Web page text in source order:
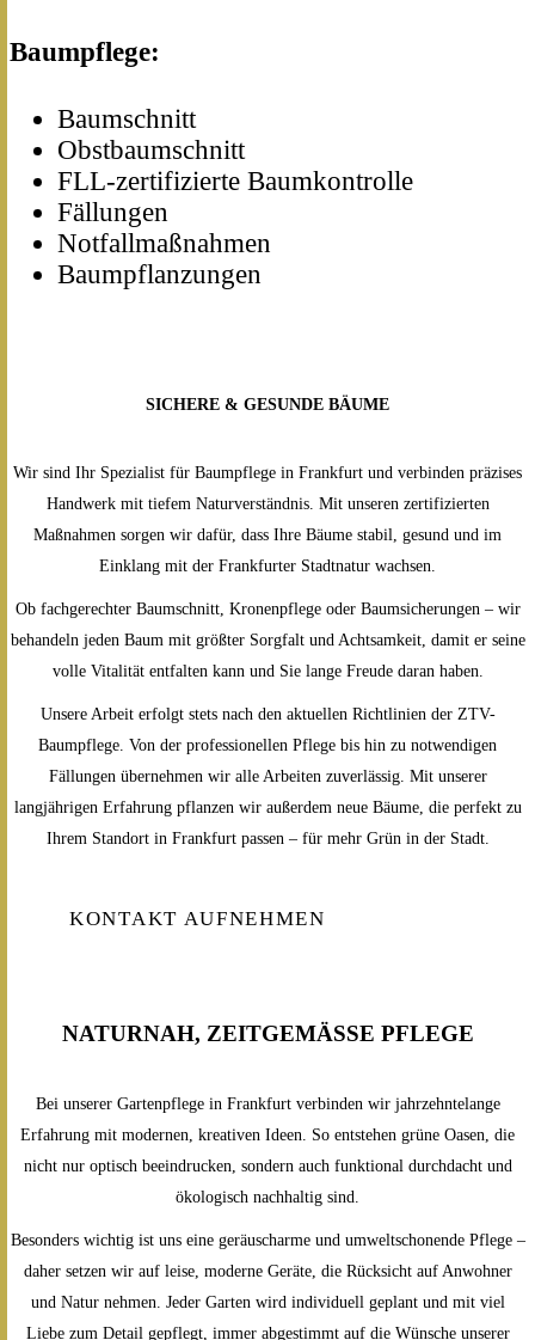
Baumpflege:
Baumschnitt
Obstbaumschnitt
FLL-zertifizierte Baumkontrolle
Fällungen
Notfallmaßnahmen
Baumpflanzungen
SICHERE & GESUNDE BÄUME
Wir sind Ihr Spezialist für Baumpflege in Frankfurt und verbinden präzises
Handwerk mit tiefem Naturverständnis. Mit unseren zertifizierten
Maßnahmen sorgen wir dafür, dass Ihre Bäume stabil, gesund und im
Einklang mit der Frankfurter Stadtnatur wachsen.
Ob fachgerechter Baumschnitt, Kronenpflege oder Baum­sicherungen – wir
behandeln jeden Baum mit größter Sorgfalt und Achtsamkeit, damit er seine
volle Vitalität entfalten kann und Sie lange Freude daran haben.
Unsere Arbeit erfolgt stets nach den aktuellen Richtlinien der ZTV-
Baumpflege. Von der professionellen Pflege bis hin zu notwendigen
Fällungen übernehmen wir alle Arbeiten zuverlässig. Mit unserer
langjährigen Erfahrung pflanzen wir außerdem neue Bäume, die perfekt zu
Ihrem Standort in Frankfurt passen – für mehr Grün in der Stadt.
KONTAKT AUFNEHMEN
NATURNAH, ZEITGEMÄSSE PFLEGE
Bei unserer Gartenpflege in Frankfurt verbinden wir jahrzehntelange
Erfahrung mit modernen, kreativen Ideen. So entstehen grüne Oasen, die
nicht nur optisch beeindrucken, sondern auch funktional durchdacht und
ökologisch nachhaltig sind.
Besonders wichtig ist uns eine geräuscharme und umweltschonende Pflege –
daher setzen wir auf leise, moderne Geräte, die Rücksicht auf Anwohner
und Natur nehmen. Jeder Garten wird individuell geplant und mit viel
Liebe zum Detail gepflegt, immer abgestimmt auf die Wünsche unserer